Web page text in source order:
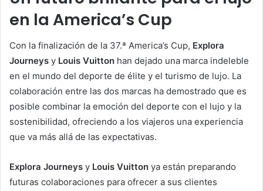
en la America’s Cup
Con la finalización de la 37.ª America’s Cup, Explora
Journeys y Louis Vuitton han dejado una marca indeleble
en el mundo del deporte de élite y el turismo de lujo. La
colaboración entre las dos marcas ha demostrado que es
posible combinar la emoción del deporte con el lujo y la
sostenibilidad, ofreciendo a los viajeros una experiencia
que va más allá de las expectativas.
Explora Journeys y Louis Vuitton ya están preparando
futuras colaboraciones para ofrecer a sus clientes